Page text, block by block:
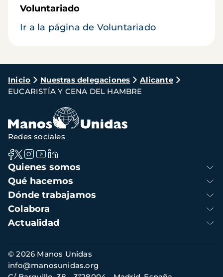
Voluntariado
Ir a la página de Voluntariado
Ruta
de
navegación
Inicio Nuestras delegaciones
Alicante
EUCARISTÍA Y CENA DEL HAMBRE
Navegación
principal
Quienes somos
Qué hacemos
Dónde trabajamos
Colabora
Actualidad
Redes sociales
Información
de
contacto
© 2026 Manos Unidas
info@manosunidas.org